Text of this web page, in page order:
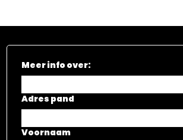
Meer info over:
Adres pand
Voornaam